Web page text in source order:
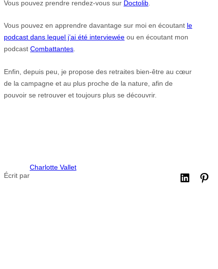
Vous pouvez prendre rendez-vous sur Doctolib
Vous pouvez en apprendre davantage sur moi en écoutant le
podcast dans lequel j’ai été interviewée ou en écoutant mon
podcast Combattantes.
Enfin, depuis peu, je propose des retraites bien-être au cœur
de la campagne et au plus proche de la nature, afin de
pouvoir se retrouver et toujours plus se découvrir.
Écrit par
Charlotte Vallet